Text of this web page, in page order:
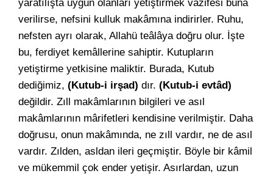
yaratılışta uygun olanları yetiştirmek vazifesi buna
verilirse, nefsini kulluk makâmına indirirler. Ruhu,
nefsten ayrı olarak, Allahü teâlâya doğru olur. İşte
bu, ferdiyet kemâllerine sahiptir. Kutupların
yetiştirme yetkisine maliktir. Burada, Kutub
dediğimiz, (Kutub-i irşad) dır. (Kutub-i evtâd)
değildir. Zıll makâmlarının bilgileri ve asıl
makâmlarının mârifetleri kendisine verilmiştir. Daha
doğrusu, onun makâmında, ne zıll vardır, ne de asıl
vardır. Zılden, asldan ileri geçmiştir. Böyle bir kâmil
ve mükemmil çok ender yetişir. Asırlardan, uzun